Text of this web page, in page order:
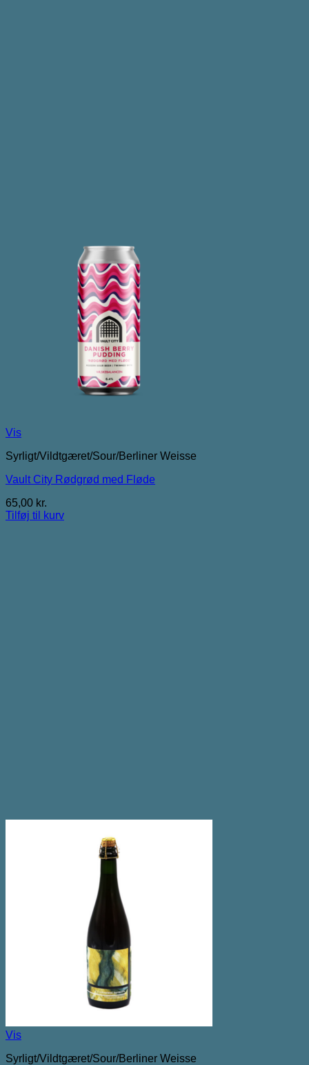
Vis
Syrligt/Vildtgæret/Sour/Berliner Weisse
Vault City Rødgrød med Fløde
65,00 kr.
Tilføj til kurv
Vis
Syrligt/Vildtgæret/Sour/Berliner Weisse